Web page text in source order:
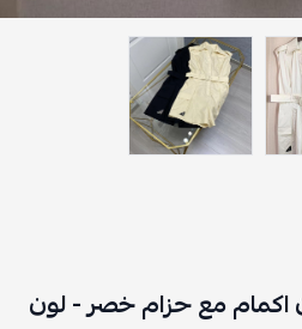
اكمام مع حزام خصر - لون